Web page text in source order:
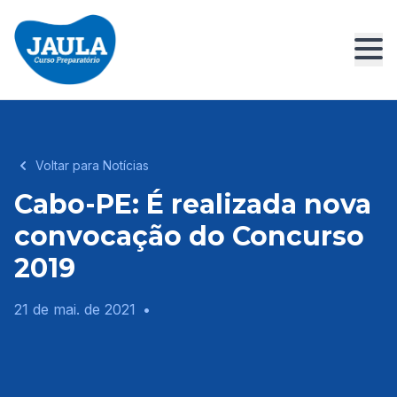
Voltar para Notícias
Cabo-PE: É realizada nova
convocação do Concurso
2019
21 de mai. de 2021 •